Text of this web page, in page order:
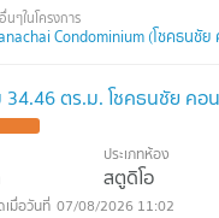
Condominium (โชคธนชัย
34.46 ตร.ม. โชคธนชัย ค
ประเภทห้อง
สตูดิโอ
07/08/2026 11:02